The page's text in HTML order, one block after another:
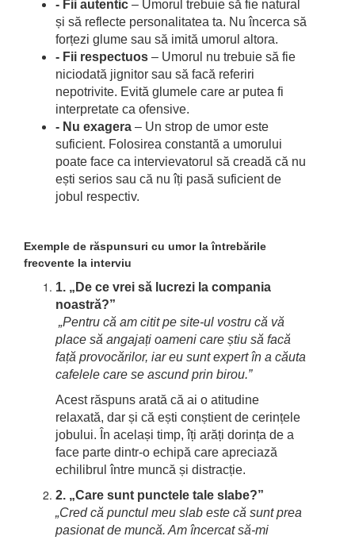
- Fii autentic – Umorul trebuie să fie natural
și să reflecte personalitatea ta. Nu încerca să
forțezi glume sau să imită umorul altora.
- Fii respectuos – Umorul nu trebuie să fie
niciodată jignitor sau să facă referiri
nepotrivite. Evită glumele care ar putea fi
interpretate ca ofensive.
- Nu exagera – Un strop de umor este
suficient. Folosirea constantă a umorului
poate face ca intervievatorul să creadă că nu
ești serios sau că nu îți pasă suficient de
jobul respectiv.
Exemple de răspunsuri cu umor la întrebările
frecvente la interviu
1. „De ce vrei să lucrezi la compania
noastră?”
„Pentru că am citit pe site-ul vostru că vă
place să angajați oameni care știu să facă
față provocărilor, iar eu sunt expert în a căuta
cafelele care se ascund prin birou.”
Acest răspuns arată că ai o atitudine
relaxată, dar și că ești conștient de cerințele
jobului. În același timp, îți arăți dorința de a
face parte dintr-o echipă care apreciază
echilibrul între muncă și distracție.
2. „Care sunt punctele tale slabe?”
„Cred că punctul meu slab este că sunt prea
pasionat de muncă. Am încercat să-mi